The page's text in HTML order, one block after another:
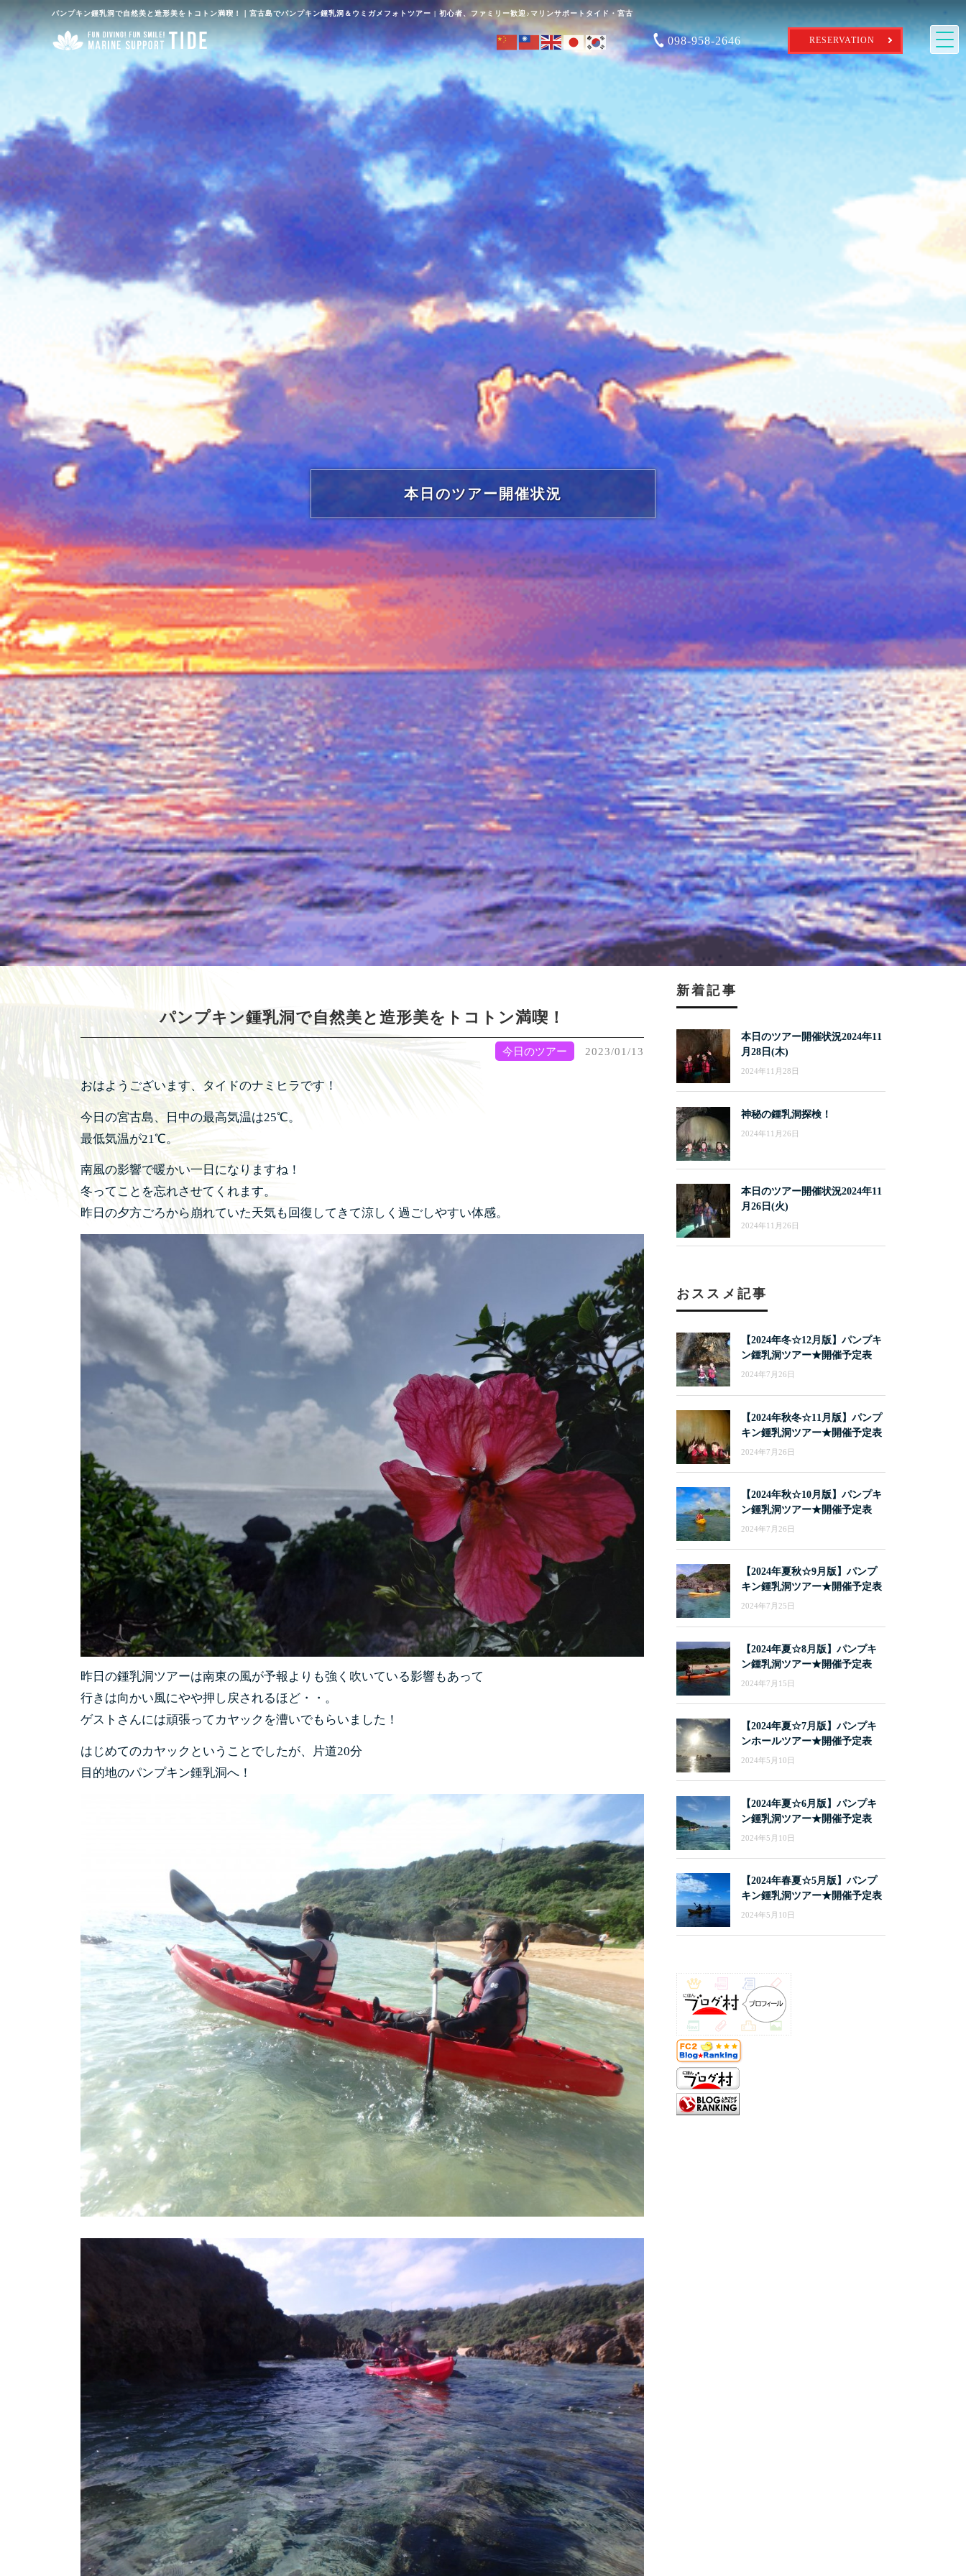
パンプキン鍾乳洞で自然美と造形美をトコトン満喫！｜宮古島でパンプキン鍾乳洞＆ウミガメフォトツアー | 初心者、ファミリー歓迎♪マリンサポートタイド・宮古
098-958-2646 RESERVATION
本日のツアー開催状況
パンプキン鍾乳洞で自然美と造形美をトコトン満喫！
今日のツアー 2023/01/13
おはようございます、タイドのナミヒラです！
今日の宮古島、日中の最高気温は25℃。
最低気温が21℃。
南風の影響で暖かい一日になりますね！
冬ってことを忘れさせてくれます。
昨日の夕方ごろから崩れていた天気も回復してきて涼しく過ごしやすい体感。
昨日の鍾乳洞ツアーは南東の風が予報よりも強く吹いている影響もあって
行きは向かい風にやや押し戻されるほど・・。
ゲストさんには頑張ってカヤックを漕いでもらいました！
はじめてのカヤックということでしたが、片道20分
目的地のパンプキン鍾乳洞へ！
新着記事
本日のツアー開催状況2024年11
月28日(木)
2024年11月28日
神秘の鍾乳洞探検！
2024年11月26日
本日のツアー開催状況2024年11
月26日(火)
2024年11月26日
おススメ記事
【2024年冬☆12月版】パンプキ
ン鍾乳洞ツアー★開催予定表
2024年7月26日
【2024年秋冬☆11月版】パンプ
キン鍾乳洞ツアー★開催予定表
2024年7月26日
【2024年秋☆10月版】パンプキ
ン鍾乳洞ツアー★開催予定表
2024年7月26日
【2024年夏秋☆9月版】パンプ
キン鍾乳洞ツアー★開催予定表
2024年7月25日
【2024年夏☆8月版】パンプキ
ン鍾乳洞ツアー★開催予定表
2024年7月15日
【2024年夏☆7月版】パンプキ
ンホールツアー★開催予定表
2024年5月10日
【2024年夏☆6月版】パンプキ
ン鍾乳洞ツアー★開催予定表
2024年5月10日
【2024年春夏☆5月版】パンプ
キン鍾乳洞ツアー★開催予定表
2024年5月10日